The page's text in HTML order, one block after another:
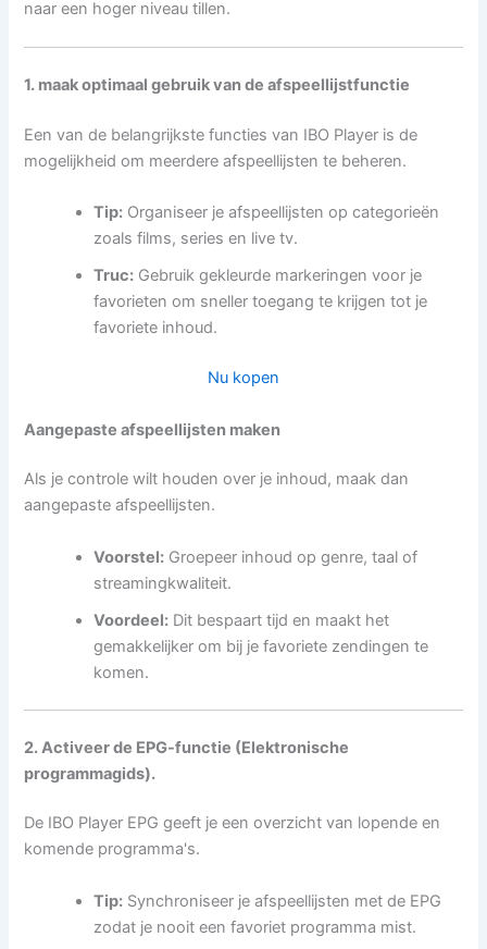
naar een hoger niveau tillen.
1. maak optimaal gebruik van de afspeellijstfunctie
Een van de belangrijkste functies van IBO Player is de
mogelijkheid om meerdere afspeellijsten te beheren.
Tip: Organiseer je afspeellijsten op categorieën
zoals films, series en live tv.
Truc: Gebruik gekleurde markeringen voor je
favorieten om sneller toegang te krijgen tot je
favoriete inhoud.
Nu kopen
Aangepaste afspeellijsten maken
Als je controle wilt houden over je inhoud, maak dan
aangepaste afspeellijsten.
Voorstel: Groepeer inhoud op genre, taal of
streamingkwaliteit.
Voordeel: Dit bespaart tijd en maakt het
gemakkelijker om bij je favoriete zendingen te
komen.
2. Activeer de EPG-functie (Elektronische
programmagids).
De IBO Player EPG geeft je een overzicht van lopende en
komende programma's.
Tip: Synchroniseer je afspeellijsten met de EPG
zodat je nooit een favoriet programma mist.